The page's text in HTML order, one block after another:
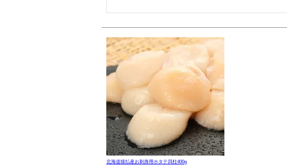
北海道猿払産お刺身用ホタテ貝柱400g